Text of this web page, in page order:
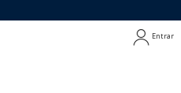
Entrar